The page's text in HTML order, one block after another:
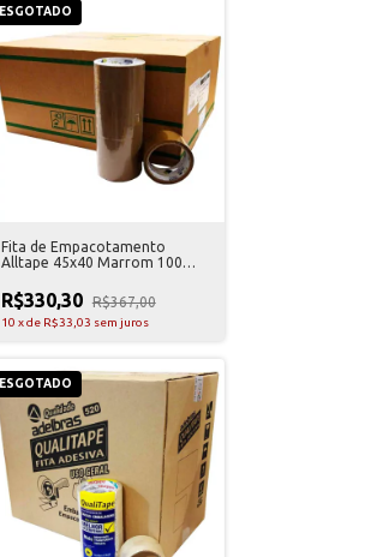
ESGOTADO
Fita de Empacotamento
Alltape 45x40 Marrom 100
R$330,30 R$367,00
10 xde R$33,03 sem juros
ESGOTADO